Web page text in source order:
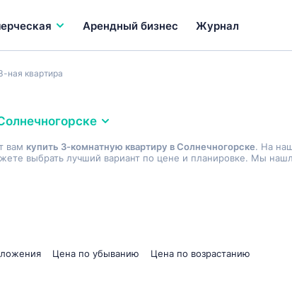
Арендный бизнес Журнал
ная квартира
вам купить 3-комнатную квартиру в Солнечногорске. На
выбрать лучший вариант по цене и планировке. Мы
Цена по убыванию Цена по возрастанию